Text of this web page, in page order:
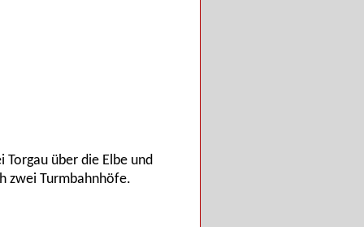
über die Elbe und
zwei Turmbahnhöfe.